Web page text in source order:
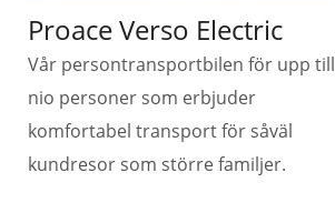
Proace Verso Electric
Vår persontransportbilen för upp till
nio personer som erbjuder
komfortabel transport för såväl
kundresor som större familjer.